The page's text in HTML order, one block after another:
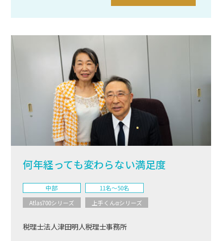
何年経っても変わらない満足度
中部
11名〜50名
Atlas700シリーズ
上手くんαシリーズ
税理士法人津田明人税理士事務所